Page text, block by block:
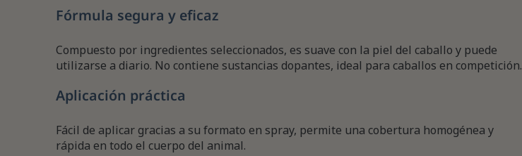
Fórmula segura y eficaz
Compuesto por ingredientes seleccionados, es suave con la piel del caballo y puede
utilizarse a diario. No contiene sustancias dopantes, ideal para caballos en competición.
Aplicación práctica
Fácil de aplicar gracias a su formato en spray, permite una cobertura homogénea y
rápida en todo el cuerpo del animal.